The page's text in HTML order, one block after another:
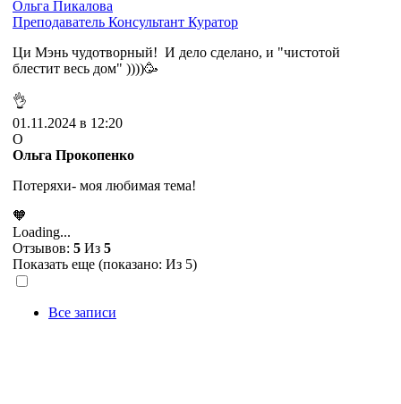
Ольга Пикалова
Преподаватель Консультант Куратор
Ци Мэнь чудотворный! И дело сделано, и "чистотой
блестит весь дом" ))))🥳
👌
01.11.2024 в 12:20
О
Ольга Прокопенко
Потеряхи- моя любимая тема!
🧡
Loading...
Отзывов: 5 Из 5
Показать еще (показано: Из 5)
Все записи